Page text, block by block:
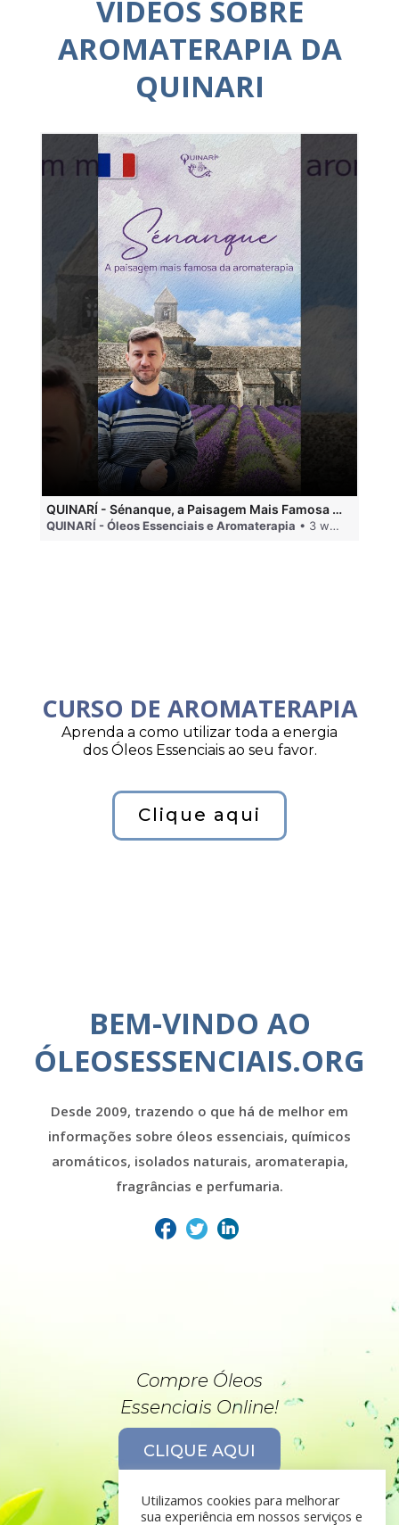
VÍDEOS SOBRE
AROMATERAPIA DA
QUINARI
QUINARÍ - Sénanque, a Paisagem Mais Famosa da Aromaterapia
QUINARÍ - Óleos Essenciais e Aromaterapia • 3 weeks ago
CURSO DE AROMATERAPIA
Aprenda a como utilizar toda a energia
dos Óleos Essenciais ao seu favor.
Clique aqui
BEM-VINDO AO
ÓLEOSESSENCIAIS.ORG
Desde 2009, trazendo o que há de melhor em
informações sobre óleos essenciais, químicos
aromáticos, isolados naturais, aromaterapia,
fragrâncias e perfumaria.
Compre Óleos
Essenciais Online!
CLIQUE AQUI
Utilizamos cookies para melhorar
sua experiência em nossos serviços e